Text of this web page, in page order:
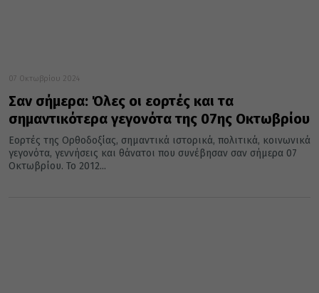
07 Οκτωβρίου 2024
Σαν σήμερα: Όλες οι εορτές και τα
σημαντικότερα γεγονότα της 07ης Οκτωβρίου
Εορτές της Ορθοδοξίας, σημαντικά ιστορικά, πολιτικά, κοινωνικά
γεγονότα, γεννήσεις και θάνατοι που συνέβησαν σαν σήμερα 07
Οκτωβρίου. Το 2012...